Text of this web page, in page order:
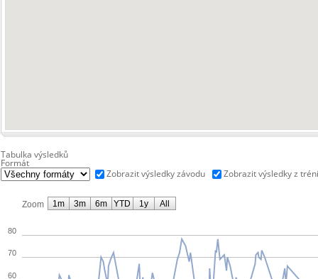
Tabulka výsledků
Formát
Zobrazit výsledky závodu
Zobrazit výsledky z
Zoom
60
70
80
1m 3m 6m YTD 1y All